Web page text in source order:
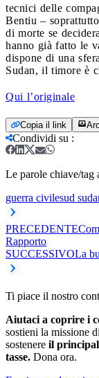
tecnici delle
Bentiu –
di morte se
hanno già fatto le
dispone di una
Sudan, il timore è
Qui l’originale
Copia il link
Condividi su :
Le parole chiave/tag
guerra civilesud
PRECEDENTE
Rapporto
SUCCESSIVOLa
Ti piace il nostro
Aiutaci a coprire i
sostieni la missione
sostenere il
tasse. Dona ora.